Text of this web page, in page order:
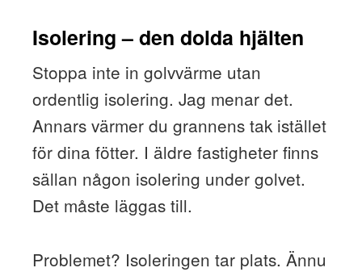
Isolering – den dolda hjälten
Stoppa inte in golvvärme utan
ordentlig isolering. Jag menar det.
Annars värmer du grannens tak istället
för dina fötter. I äldre fastigheter finns
sällan någon isolering under golvet.
Det måste läggas till.
Problemet? Isoleringen tar plats. Ännu